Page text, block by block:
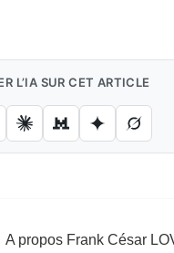
L’IA SUR CET ARTICLE
A propos Frank César